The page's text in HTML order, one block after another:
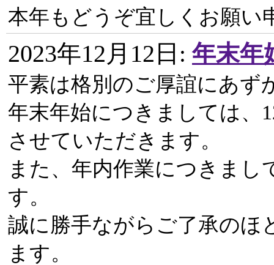
本年もどうぞ宜しくお願い
2023年12月12日 : 年末年
平素は格別のご厚誼にあず
年末年始につきましては、
させていただきます。
また、年内作業につきまし
す。
誠に勝手ながらご了承のほ
ます。